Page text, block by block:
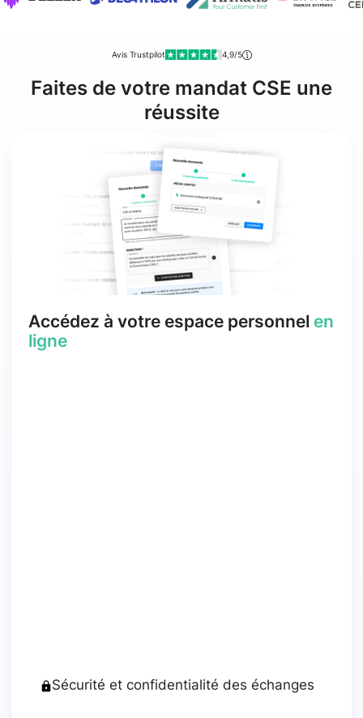
Avis Trustpilot 4,9/5
Faites de votre mandat CSE une
réussite
Accédez à votre espace personnel en
ligne
Sécurité et confidentialité des échanges